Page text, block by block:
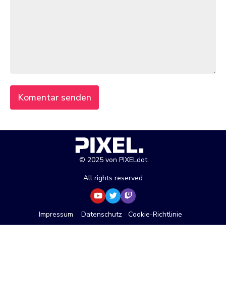
© 2025 von PIXELdot
All rights reserved
Impressum Datenschutz Cookie-Richtlinie